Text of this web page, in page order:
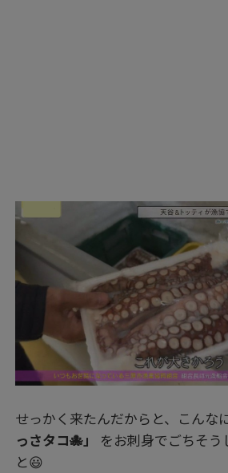
せっかく来たんだからと、こんな
っさタコ🐙」
をお刺身でごちそう
と😃